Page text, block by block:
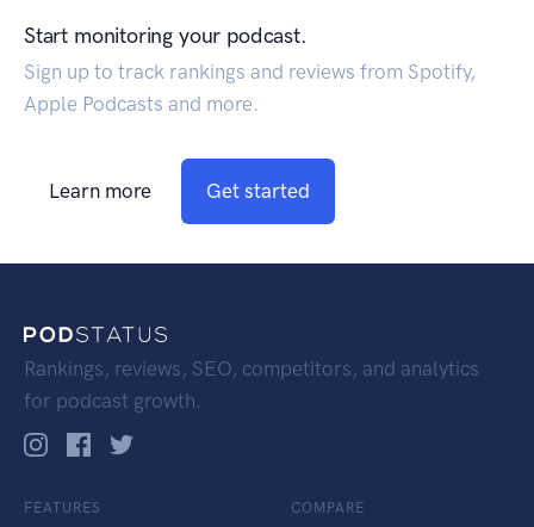
Start monitoring your podcast.
Sign up to track rankings and reviews from Spotify,
Apple Podcasts and more.
Learn more Get started
Rankings, reviews, SEO, competitors, and analytics
for podcast growth.
FEATURES COMPARE